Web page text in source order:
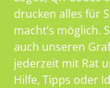
drucken alles für
macht’s möglich.
auch unseren
jederzeit mit Rat
Hilfe, Tipps oder